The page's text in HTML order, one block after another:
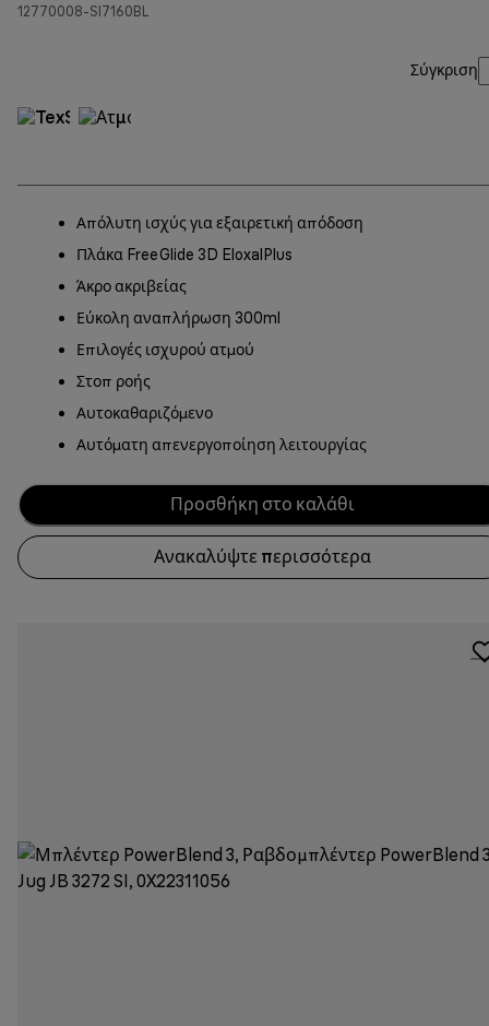
12770008-SI7160BL
Σύγκριση
Απόλυτη ισχύς για εξαιρετική απόδοση
Πλάκα FreeGlide 3D EloxalPlus
Άκρο ακριβείας
Εύκολη αναπλήρωση 300ml
Επιλογές ισχυρού ατμού
Στοπ ροής
Αυτοκαθαριζόμενο
Αυτόματη απενεργοποίηση λειτουργίας
Προσθήκη στο καλάθι
Ανακαλύψτε περισσότερα